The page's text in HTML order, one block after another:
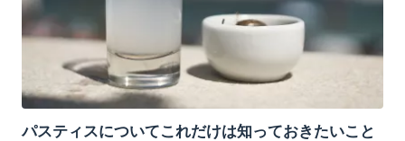
パスティスについてこれだけは知っておきたいこと